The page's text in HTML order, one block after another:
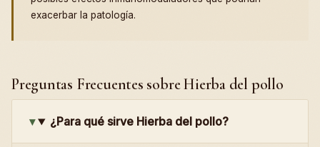
exacerbar la patología.
Preguntas Frecuentes sobre Hierba del pollo
¿Para qué sirve Hierba del pollo?